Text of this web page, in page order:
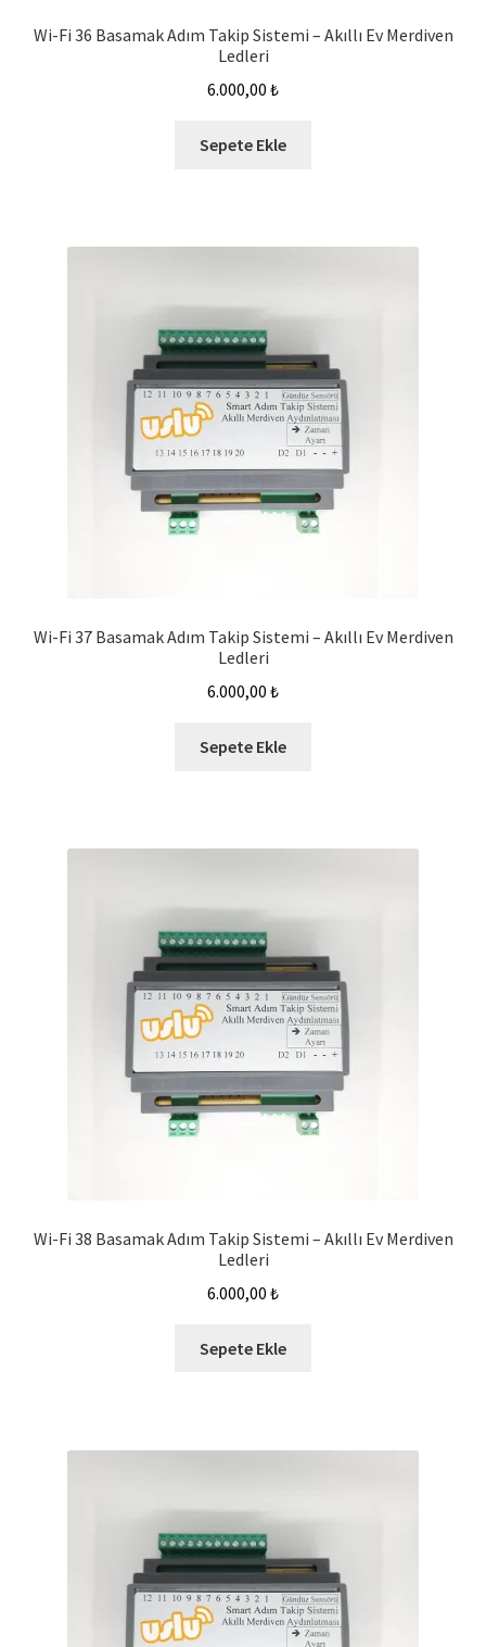
Wi-Fi 36 Basamak Adım Takip Sistemi – Akıllı Ev Merdiven
Ledleri
6.000,00 ₺
Sepete Ekle
Wi-Fi 37 Basamak Adım Takip Sistemi – Akıllı Ev Merdiven
Ledleri
6.000,00 ₺
Sepete Ekle
Wi-Fi 38 Basamak Adım Takip Sistemi – Akıllı Ev Merdiven
Ledleri
6.000,00 ₺
Sepete Ekle